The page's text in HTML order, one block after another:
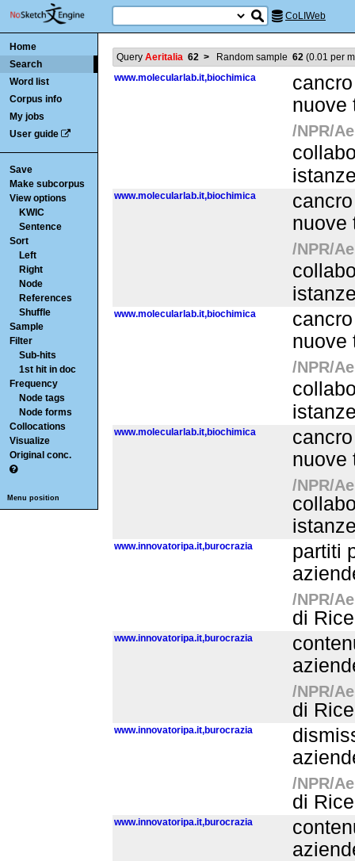
CoLIWeb
Home
Search
Word list
Corpus info
My jobs
User guide
Save
Make subcorpus
View options
KWIC
Sentence
Sort
Left
Right
Node
References
Shuffle
Sample
Filter
Sub-hits
1st hit in doc
Frequency
Node tags
Node forms
Collocations
Visualize
Original conc.
Menu position
Query Aeritalia 62 > Random sample 62(0.01 per
www.molecularlab.it,biochimica
nuove
/NPR/
www.molecularlab.it,biochimica
nuove
/NPR/
www.molecularlab.it,biochimica
nuove
/NPR/
www.molecularlab.it,biochimica
nuove
/NPR/
www.innovatoripa.it,burocrazia
partiti
/NPR/
di
www.innovatoripa.it,burocrazia
/NPR/
di
www.innovatoripa.it,burocrazia
/NPR/
di
www.innovatoripa.it,burocrazia